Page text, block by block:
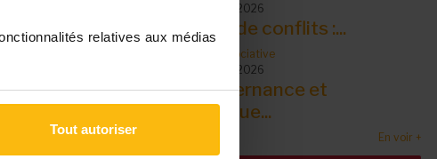
relatives aux médias
Tout autoriser
14 septembre 2026
Gestion de conflits :...
Vie associative
15 septembre 2026
La gouvernance et
dynamique...
En voir +